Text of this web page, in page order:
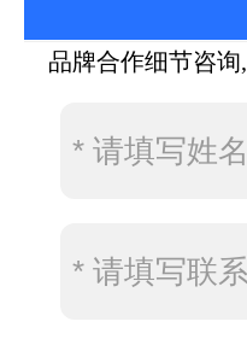
品牌合作细节咨询,